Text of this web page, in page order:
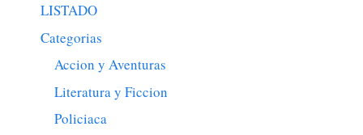
LISTADO
Categorias
Accion y Aventuras
Literatura y Ficcion
Policiaca